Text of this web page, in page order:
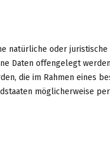
natürliche oder
Daten offengelegt
die im Rahmen eines
möglicherweise